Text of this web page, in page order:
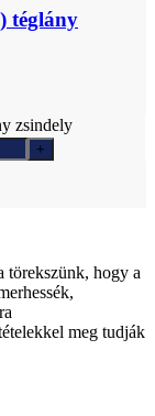
téglány
zsindely
törekszünk, hogy a
meg tudják